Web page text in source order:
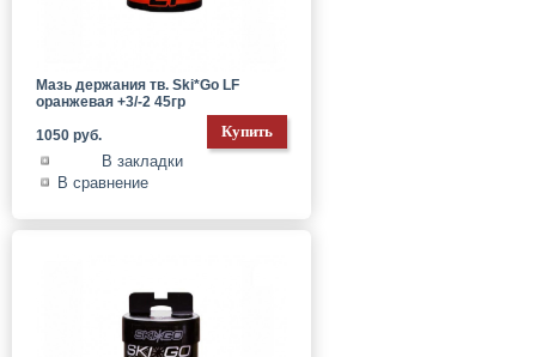
Мазь держания тв. Ski*Go LF
оранжевая +3/-2 45гр
1050 руб.
В закладки
В сравнение